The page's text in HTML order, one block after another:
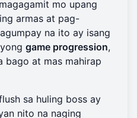
mo upang
armas at pag-
na ito ay isang
game progression,
bago at mas mahirap
sa huling boss ay
nito na naging